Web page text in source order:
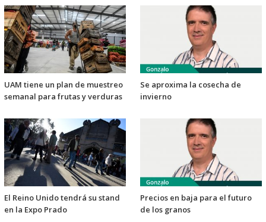
UAM tiene un plan de muestreo
semanal para frutas y verduras
Se aproxima la cosecha de
invierno
El Reino Unido tendrá su stand
en la Expo Prado
Precios en baja para el futuro
de los granos